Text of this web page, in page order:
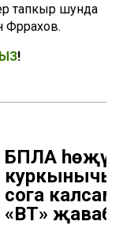
тапкыр шунда
Фәррахов.
!
БПЛА
куркынычы
соңга
«ВТ»